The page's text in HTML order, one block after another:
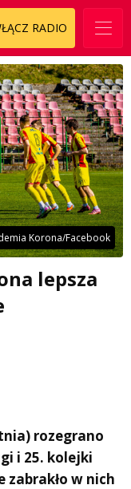
RADIO
Korona/Facebook
lepsza
rozegrano
i 25. kolejki
zabrakło w nich